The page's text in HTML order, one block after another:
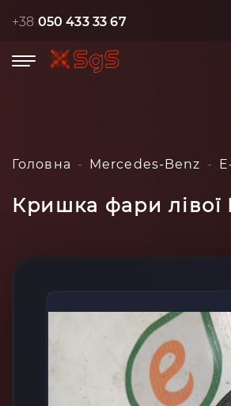
+38 050 433 33 67
Головна Mercedes-Benz
Кришка фари лівої